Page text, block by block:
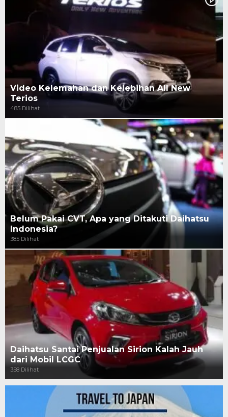
Video Kelemahan dan Kelebihan All New
Terios
485 Dilihat
Belum Pakai CVT, Apa yang Ditakuti Daihatsu
Indonesia?
385 Dilihat
Daihatsu Santai Penjualan Sirion Kalah Jauh
dari Mobil LCGC
358 Dilihat